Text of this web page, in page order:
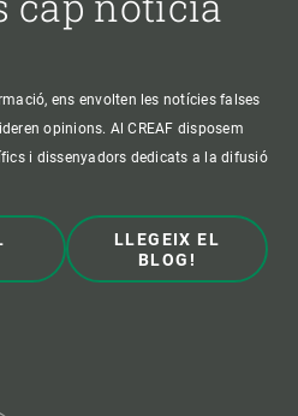
ens envolten les notícies falses
opinions. Al CREAF disposem
i dissenyadors dedicats a la difusió
LLEGEIX EL
BLOG!